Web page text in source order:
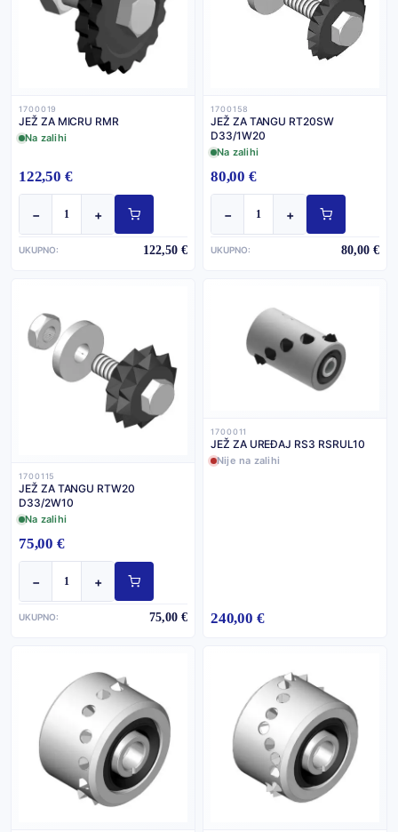
1700019
JEŽ ZA MICRU RMR
Na zalihi
122,50 €
− +
UKUPNO: 122,50 €
1700158
JEŽ ZA TANGU RT20SW
D33/1W20
Na zalihi
80,00 €
− +
UKUPNO: 80,00 €
1700115
JEŽ ZA TANGU RTW20
D33/2W10
Na zalihi
75,00 €
− +
UKUPNO: 75,00 €
1700011
JEŽ ZA UREĐAJ RS3 RSRUL10
Nije na zalihi
240,00 €